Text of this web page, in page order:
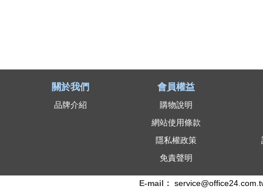
關於我們
品牌介紹
會員權益
購物說明
網站使用條款
隱私權政策
免責聲明
E-mail：